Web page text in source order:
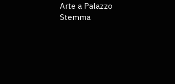
Arte a Palazzo
Stemma